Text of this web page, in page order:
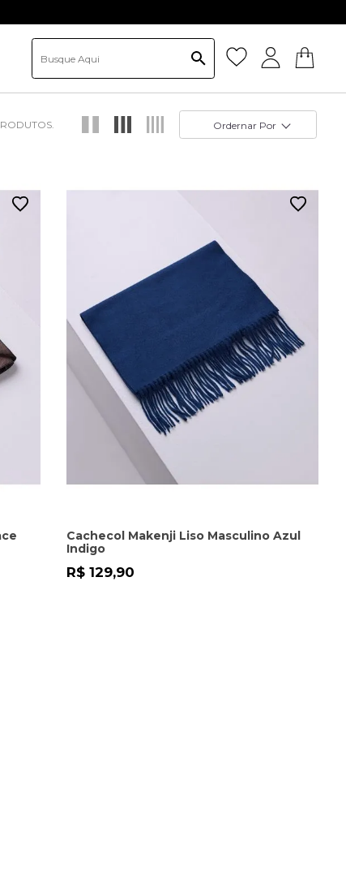
cupom BEMVINDO e ganhe 15%OFF na primeira compra. *desconto não
Ordernar Por
Cachecol Makenji Liso Masculino Azul
Indigo
R$ 129,90